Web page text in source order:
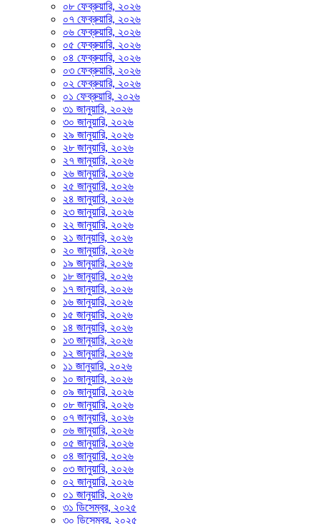
০৮ ফেব্রুয়ারি, ২০২৬
০৭ ফেব্রুয়ারি, ২০২৬
০৬ ফেব্রুয়ারি, ২০২৬
০৫ ফেব্রুয়ারি, ২০২৬
০৪ ফেব্রুয়ারি, ২০২৬
০৩ ফেব্রুয়ারি, ২০২৬
০২ ফেব্রুয়ারি, ২০২৬
০১ ফেব্রুয়ারি, ২০২৬
৩১ জানুয়ারি, ২০২৬
৩০ জানুয়ারি, ২০২৬
২৯ জানুয়ারি, ২০২৬
২৮ জানুয়ারি, ২০২৬
২৭ জানুয়ারি, ২০২৬
২৬ জানুয়ারি, ২০২৬
২৫ জানুয়ারি, ২০২৬
২৪ জানুয়ারি, ২০২৬
২৩ জানুয়ারি, ২০২৬
২২ জানুয়ারি, ২০২৬
২১ জানুয়ারি, ২০২৬
২০ জানুয়ারি, ২০২৬
১৯ জানুয়ারি, ২০২৬
১৮ জানুয়ারি, ২০২৬
১৭ জানুয়ারি, ২০২৬
১৬ জানুয়ারি, ২০২৬
১৫ জানুয়ারি, ২০২৬
১৪ জানুয়ারি, ২০২৬
১৩ জানুয়ারি, ২০২৬
১২ জানুয়ারি, ২০২৬
১১ জানুয়ারি, ২০২৬
১০ জানুয়ারি, ২০২৬
০৯ জানুয়ারি, ২০২৬
০৮ জানুয়ারি, ২০২৬
০৭ জানুয়ারি, ২০২৬
০৬ জানুয়ারি, ২০২৬
০৫ জানুয়ারি, ২০২৬
০৪ জানুয়ারি, ২০২৬
০৩ জানুয়ারি, ২০২৬
০২ জানুয়ারি, ২০২৬
০১ জানুয়ারি, ২০২৬
৩১ ডিসেম্বর, ২০২৫
৩০ ডিসেম্বর, ২০২৫